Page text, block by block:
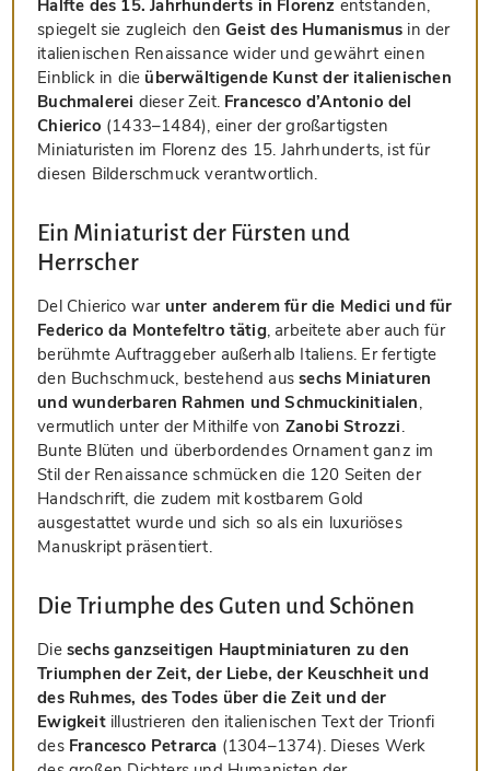
Hälfte des 15. Jahrhunderts in Florenz entstanden,
spiegelt sie zugleich denGeist des Humanismus in der
italienischen Renaissance wider und gewährt einen
Einblick in die überwältigende Kunst der italienischen
Buchmalerei dieser Zeit. Francesco d’Antonio del
Chierico (1433–1484), einer der großartigsten
Miniaturisten im Florenz des 15. Jahrhunderts, ist für
diesen Bilderschmuck verantwortlich.
Ein Miniaturist der Fürsten und
Herrscher
Del Chierico war unter anderem für die Medici und für
Federico da Montefeltro tätig, arbeitete aber auch für
berühmte Auftraggeber außerhalb Italiens. Er fertigte
den Buchschmuck, bestehend aussechs Miniaturen
und wunderbaren Rahmen und Schmuckinitialen,
vermutlich unter der Mithilfe von Zanobi Strozzi.
Bunte Blüten und überbordendes Ornament ganz im
Stil der Renaissance schmücken die 120 Seiten der
Handschrift, die zudem mit kostbarem Gold
ausgestattet wurde und sich so als ein luxuriöses
Manuskript präsentiert.
Die Triumphe des Guten und Schönen
Diesechs ganzseitigen Hauptminiaturen zu den
Triumphen der Zeit, der Liebe, der Keuschheit und
des Ruhmes, des Todes über die Zeit und der
Ewigkeitillustrieren den italienischen Text der Trionfi
des Francesco Petrarca (1304–1374). Dieses Werk